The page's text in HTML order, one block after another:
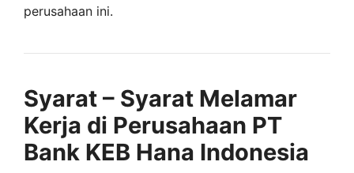
perusahaan ini.
Syarat – Syarat Melamar
Kerja di Perusahaan PT
Bank KEB Hana Indonesia